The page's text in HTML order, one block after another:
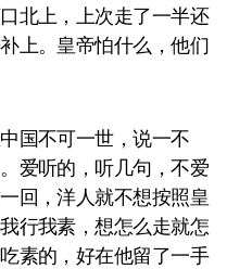
北上，上次走了一半还
上。皇帝怕什么，他们
国不可一世，说一不
爱听的，听几句，不爱
回，洋人就不想按照皇
行我素，想怎么走就怎
素的，好在他留了一手